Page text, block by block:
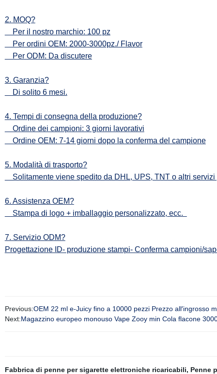
2. MOQ?
Per il nostro marchio: 100 pz
Per ordini OEM: 2000-3000pz./ Flavor
Per ODM: Da discutere
3. Garanzia?
Di solito 6 mesi.
4. Tempi di consegna della produzione?
Ordine dei campioni: 3 giorni lavorativi
Ordine OEM: 7-14 giorni dopo la conferma del campione
5. Modalità di trasporto?
Solitamente viene spedito da DHL, UPS, TNT o altri
6. Assistenza OEM?
Stampa di logo + imballaggio personalizzato, ecc.
7. Servizio ODM?
Progettazione ID- produzione stampi- Conferma campioni/
Previous:OEM 22 ml e-Juicy fino a 10000 pezzi Prezzo all′ingrosso
Next:Magazzino europeo monouso Vape Zooy min Cola flacone
Fabbrica di penne per sigarette elettroniche ricaricabili, Penne